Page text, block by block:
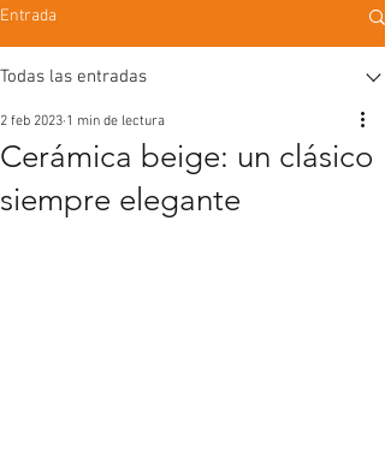
Entrada
Todas las entradas
Cerámica beige: un clásico
siempre elegante
2 feb 2023 1 min de lectura